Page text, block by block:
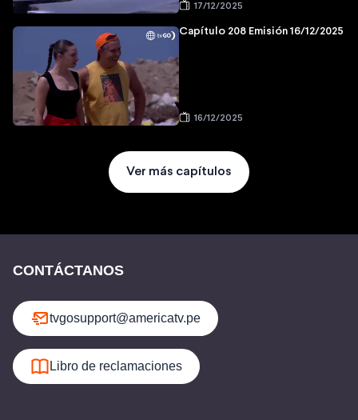
17/12/2025
Capítulo 208 Emisión 16/12/2025
16/12/2025
Ver más capítulos
CONTÁCTANOS
tvgosupport@americatv.pe
Libro de reclamaciones